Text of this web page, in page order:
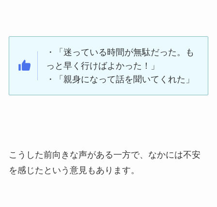
・「迷っている時間が無駄だった。も
っと早く行けばよかった！」
・「親身になって話を聞いてくれた」
こうした前向きな声がある一方で、なかには不安
を感じたという意見もあります。